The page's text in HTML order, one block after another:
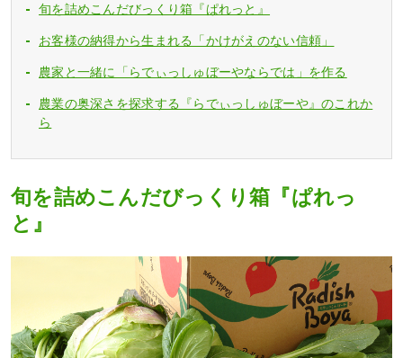
旬を詰めこんだびっくり箱『ぱれっと』
お客様の納得から生まれる「かけがえのない信頼」
農家と一緒に「らでぃっしゅぼーやならでは」を作る
農業の奥深さを探求する『らでぃっしゅぼーや』のこれか
ら
旬を詰めこんだびっくり箱『ぱれっ
と』